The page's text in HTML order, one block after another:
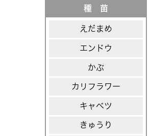
種 苗
えだまめ
エンドウ
かぶ
カリフラワー
キャベツ
きゅうり